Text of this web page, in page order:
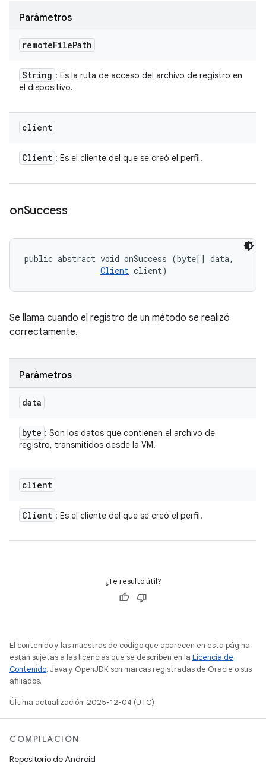
Parámetros
remoteFilePath
String : Es la ruta de acceso del archivo de registro en
el dispositivo.
client
Client : Es el cliente del que se creó el perfil.
onSuccess
public abstract void onSuccess (byte[] data,
Client client)
Se llama cuando el registro de un método se realizó
correctamente.
Parámetros
data
byte : Son los datos que contienen el archivo de
registro, transmitidos desde la VM.
client
Client : Es el cliente del que se creó el perfil.
¿Te resultó útil?
El contenido y las muestras de código que aparecen en esta página
están sujetas a las licencias que se describen en la Licencia de
Contenido. Java y OpenJDK son marcas registradas de Oracle o sus
afiliados.
Última actualización: 2025-12-04 (UTC)
COMPILACIÓN
Repositorio de Android